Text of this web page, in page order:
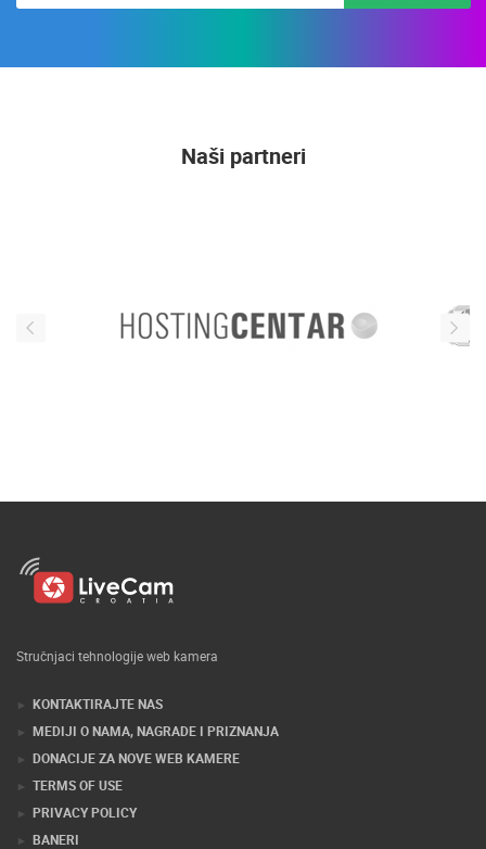
Naši partneri
Stručnjaci tehnologije web kamera
KONTAKTIRAJTE NAS
MEDIJI O NAMA, NAGRADE I PRIZNANJA
DONACIJE ZA NOVE WEB KAMERE
TERMS OF USE
PRIVACY POLICY
BANERI